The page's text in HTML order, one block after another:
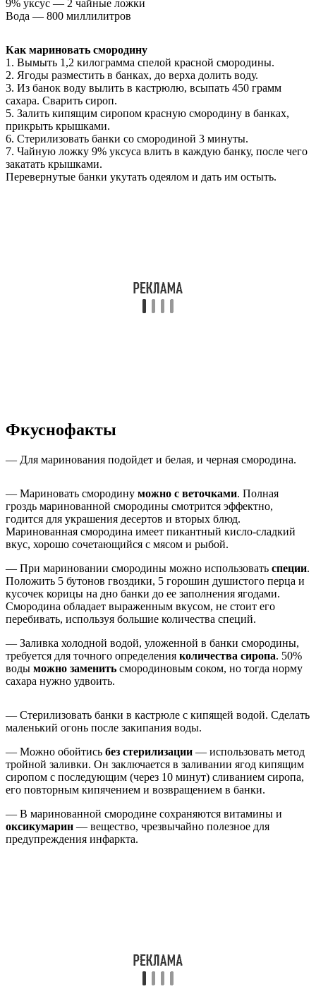
9% уксус — 2 чайные ложки
Вода — 800 миллилитров
Как мариновать смородину
1. Вымыть 1,2 килограмма спелой красной смородины.
2. Ягоды разместить в банках, до верха долить воду.
3. Из банок воду вылить в кастрюлю, всыпать 450 грамм
сахара. Сварить сироп.
5. Залить кипящим сиропом красную смородину в банках,
прикрыть крышками.
6. Стерилизовать банки со смородиной 3 минуты.
7. Чайную ложку 9% уксуса влить в каждую банку, после чего
закатать крышками.
Перевернутые банки укутать одеялом и дать им остыть.
Фкуснофакты
— Для маринования подойдет и белая, и черная смородина.
— Мариновать смородину можно с веточками. Полная
гроздь маринованной смородины смотрится эффектно,
годится для украшения десертов и вторых блюд.
Маринованная смородина имеет пикантный кисло-сладкий
вкус, хорошо сочетающийся с мясом и рыбой.
— При мариновании смородины можно использовать специи.
Положить 5 бутонов гвоздики, 5 горошин душистого перца и
кусочек корицы на дно банки до ее заполнения ягодами.
Смородина обладает выраженным вкусом, не стоит его
перебивать, используя большие количества специй.
— Заливка холодной водой, уложенной в банки смородины,
требуется для точного определения количества сиропа. 50%
воды можно заменить смородиновым соком, но тогда норму
сахара нужно удвоить.
— Стерилизовать банки в кастрюле с кипящей водой. Сделать
маленький огонь после закипания воды.
— Можно обойтись без стерилизации — использовать метод
тройной заливки. Он заключается в заливании ягод кипящим
сиропом с последующим (через 10 минут) сливанием сиропа,
его повторным кипячением и возвращением в банки.
— В маринованной смородине сохраняются витамины и
оксикумарин — вещество, чрезвычайно полезное для
предупреждения инфаркта.